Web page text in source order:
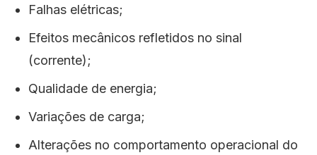
Falhas elétricas;
Efeitos mecânicos refletidos no sinal
(corrente);
Qualidade de energia;
Variações de carga;
Alterações no comportamento operacional do